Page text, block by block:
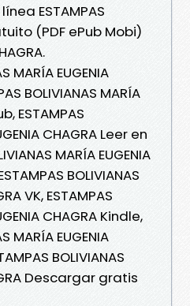
ESTAMPAS
(PDF ePub Mobi)
MARÍA EUGENIA
BOLIVIANAS MARÍA
ESTAMPAS
CHAGRA Leer en
MARÍA EUGENIA
BOLIVIANAS
VK, ESTAMPAS
CHAGRA Kindle,
MARÍA EUGENIA
BOLIVIANAS
Descargar gratis